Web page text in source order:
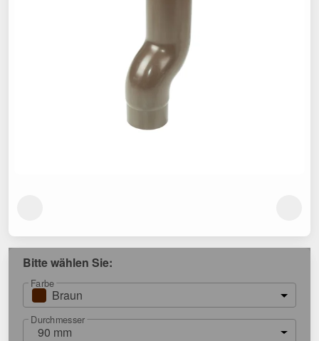
Bitte wählen Sie:
Farbe
Braun
Durchmesser
90 mm